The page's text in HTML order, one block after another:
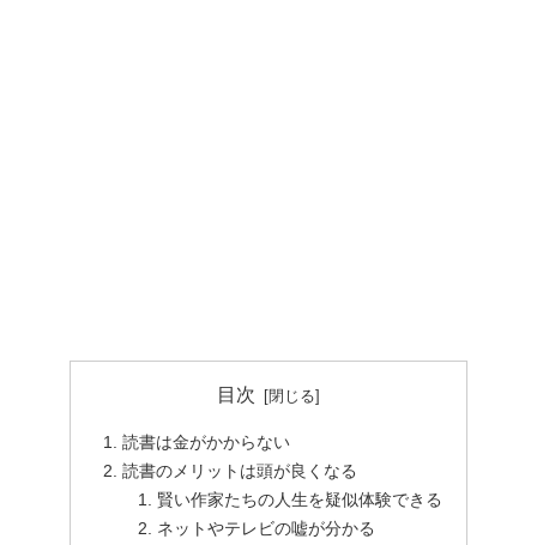
目次
読書は金がかからない
読書のメリットは頭が良くなる
賢い作家たちの人生を疑似体験できる
ネットやテレビの嘘が分かる